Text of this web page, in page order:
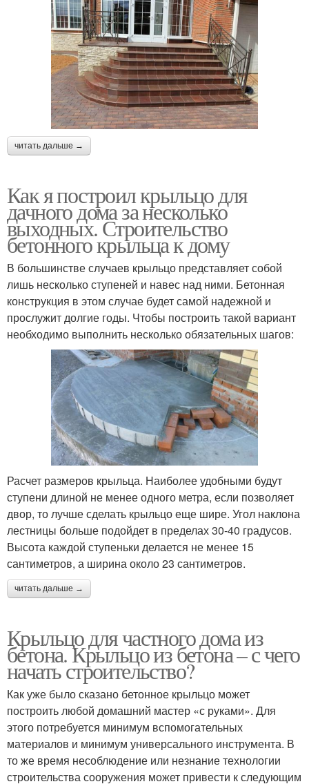
читать дальше →
Как я построил крыльцо для
дачного дома за несколько
выходных. Строительство
бетонного крыльца к дому
В большинстве случаев крыльцо представляет собой
лишь несколько ступеней и навес над ними. Бетонная
конструкция в этом случае будет самой надежной и
прослужит долгие годы. Чтобы построить такой вариант
необходимо выполнить несколько обязательных шагов:
Расчет размеров крыльца. Наиболее удобными будут
ступени длиной не менее одного метра, если позволяет
двор, то лучше сделать крыльцо еще шире. Угол наклона
лестницы больше подойдет в пределах 30-40 градусов.
Высота каждой ступеньки делается не менее 15
сантиметров, а ширина около 23 сантиметров.
читать дальше →
Крыльцо для частного дома из
бетона. Крыльцо из бетона – с чего
начать строительство?
Как уже было сказано бетонное крыльцо может
построить любой домашний мастер «с руками». Для
этого потребуется минимум вспомогательных
материалов и минимум универсального инструмента. В
то же время несоблюдение или незнание технологии
строительства сооружения может привести к следующим